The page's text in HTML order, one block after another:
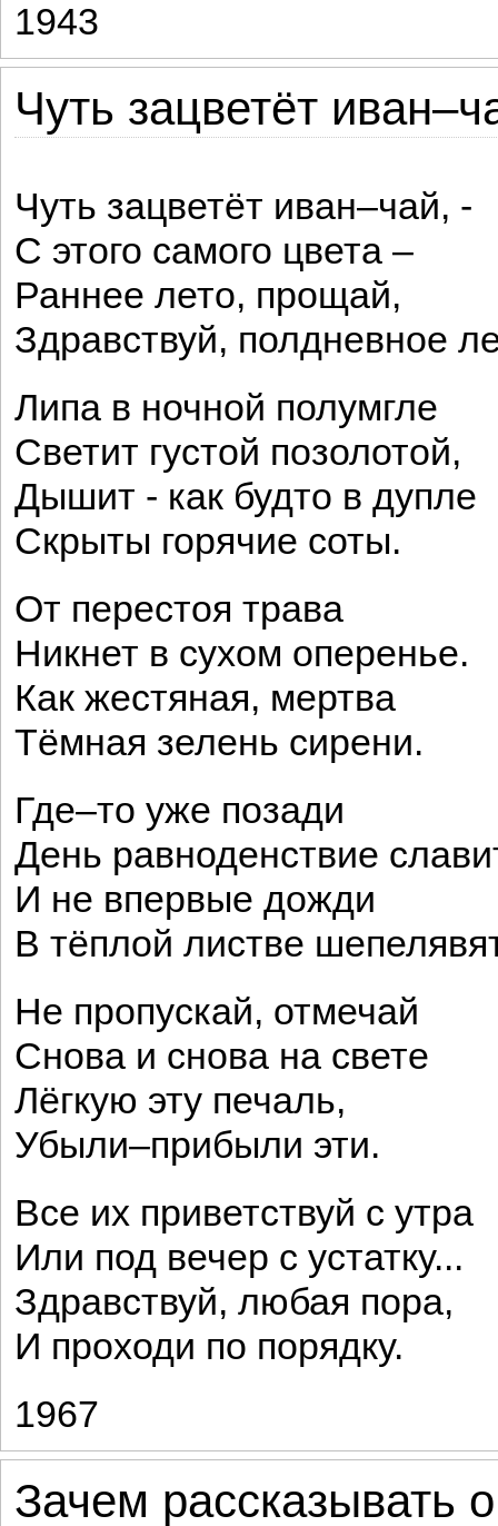
1943
Чуть зацветёт
Чуть зацветёт иван–чай, -
С этого самого цвета –
Раннее лето, прощай,
Здравствуй, полдневное
Липа в ночной полумгле
Светит густой позолотой,
Дышит - как будто в дупле
Скрыты горячие соты.
От перестоя трава
Никнет в сухом оперенье.
Как жестяная, мертва
Тёмная зелень сирени.
Где–то уже позади
День равноденствие
И не впервые дожди
В тёплой листве
Не пропускай, отмечай
Снова и снова на свете
Лёгкую эту печаль,
Убыли–прибыли эти.
Все их приветствуй с утра
Или под вечер с устатку...
Здравствуй, любая пора,
И проходи по порядку.
1967
Зачем рассказывать